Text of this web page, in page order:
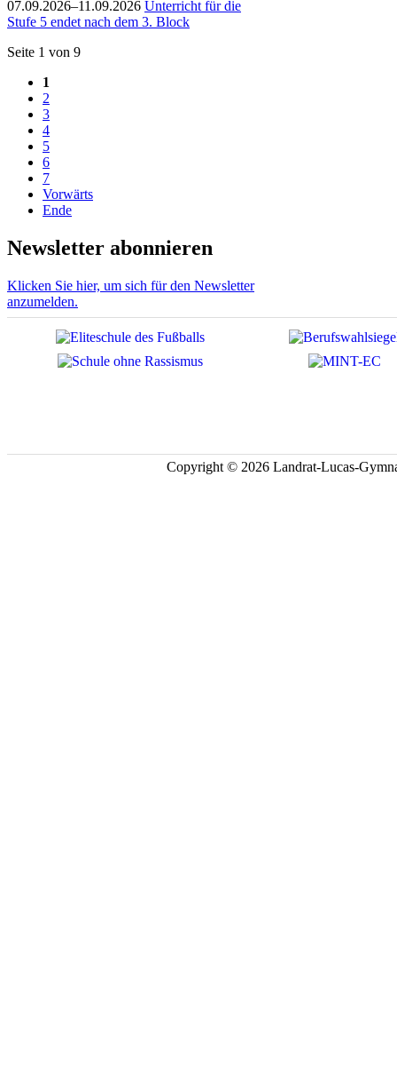
07.09.2026–11.09.2026 Unterricht für die
Stufe 5 endet nach dem 3. Block
Seite 1 von 9
1
2
3
4
5
6
7
Vorwärts
Ende
Newsletter abonnieren
Klicken Sie hier, um sich für den Newsletter
anzumelden.
Copyright © 2026 Landrat-Lucas-